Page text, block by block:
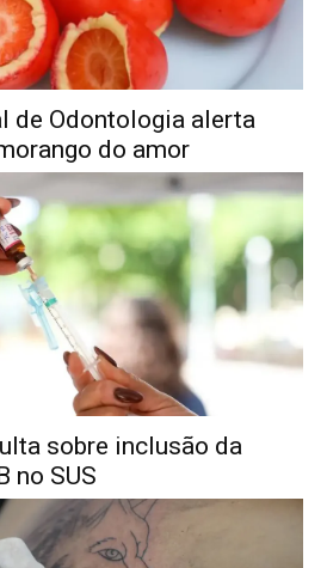
de Odontologia alerta
do amor
sobre inclusão da
no SUS